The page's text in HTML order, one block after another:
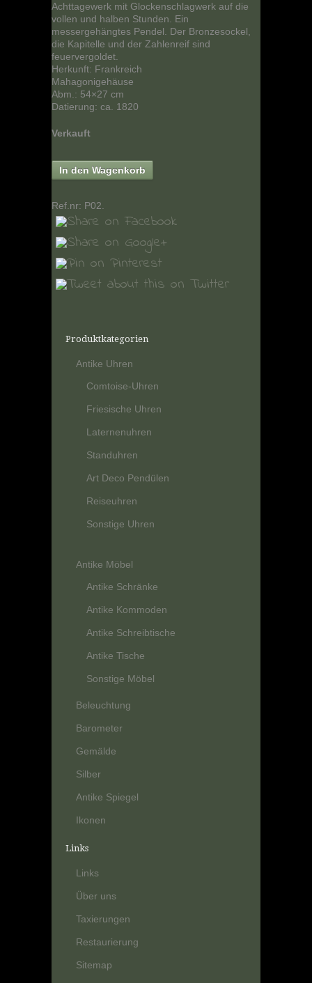
Achttagewerk mit Glockenschlagwerk auf die
vollen und halben Stunden. Ein
messergehängtes Pendel. Der Bronzesockel,
die Kapitelle und der Zahlenreif sind
feuervergoldet.
Herkunft: Frankreich
Mahagonigehäuse
Abm.: 54×27 cm
Datierung: ca. 1820
Verkauft
In den Wagenkorb
Ref.nr: P02.
Produktkategorien
Antike Uhren
Comtoise-Uhren
Friesische Uhren
Laternenuhren
Standuhren
Art Deco Pendülen
Reiseuhren
Sonstige Uhren
Antike Möbel
Antike Schränke
Antike Kommoden
Antike Schreibtische
Antike Tische
Sonstige Möbel
Beleuchtung
Barometer
Gemälde
Silber
Antike Spiegel
Ikonen
Links
Links
Über uns
Taxierungen
Restaurierung
Sitemap